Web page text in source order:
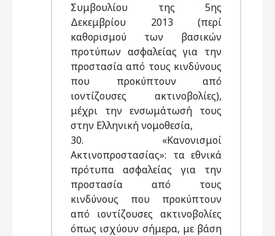
Συμβουλίου της 5ης
Δεκεμβρίου 2013 (περί
καθορισμού των βασικών
προτύπων ασφαλείας για την
προστασία από τους κινδύνους
που προκύπτουν από
ιοντίζουσες ακτινοβολίες),
μέχρι την ενσωμάτωσή τους
στην Ελληνική νομοθεσία,
30. «Κανονισμοί
Ακτινοπροστασίας»: τα εθνικά
πρότυπα ασφαλείας για την
προστασία από τους
κινδύνους που προκύπτουν
από ιοντίζουσες ακτινοβολίες
όπως ισχύουν σήμερα, με βάση